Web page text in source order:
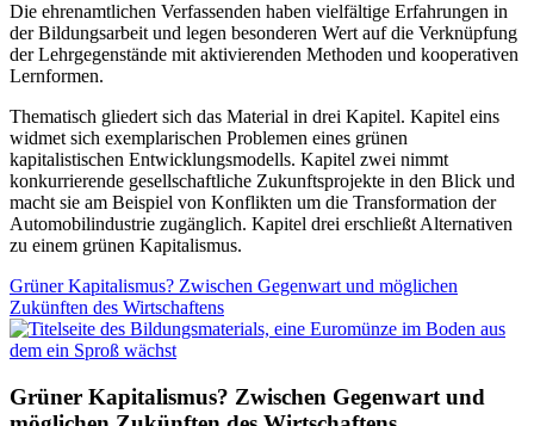
Die ehrenamtlichen Verfassenden haben vielfältige Erfahrungen in
der Bildungsarbeit und legen besonderen Wert auf die Verknüpfung
der Lehrgegenstände mit aktivierenden Methoden und kooperativen
Lernformen.
Thematisch gliedert sich das Material in drei Kapitel. Kapitel eins
widmet sich exemplarischen Problemen eines grünen
kapitalistischen Entwicklungsmodells. Kapitel zwei nimmt
konkurrierende gesellschaftliche Zukunftsprojekte in den Blick und
macht sie am Beispiel von Konflikten um die Transformation der
Automobilindustrie zugänglich. Kapitel drei erschließt Alternativen
zu einem grünen Kapitalismus.
Grüner Kapitalismus? Zwischen Gegenwart und möglichen
Zukünften des Wirtschaftens
Grüner Kapitalismus? Zwischen Gegenwart und